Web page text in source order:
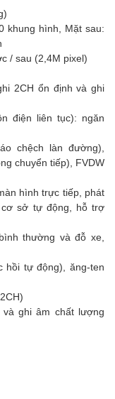
khung hình, Mặt sau:
/ sau (2,4M pixel)
2CH ổn định và ghi
điện liên tục): ngăn
chệch làn đường),
chuyển tiếp), FVDW
hình trực tiếp, phát
sở tự động, hỗ trợ
thường và đỗ xe,
hồi tự động), ăng-ten
ghi âm chất lượng